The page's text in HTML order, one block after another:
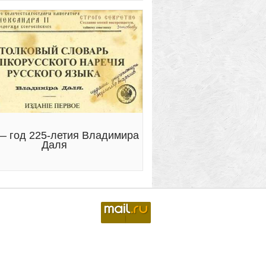
год 225-летия Владимира
Даля